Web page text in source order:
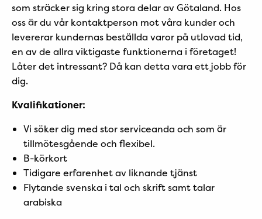
som sträcker sig kring stora delar av Götaland. Hos
oss är du vår kontaktperson mot våra kunder och
levererar kundernas beställda varor på utlovad tid,
en av de allra viktigaste funktionerna i företaget!
Låter det intressant? Då kan detta vara ett jobb för
dig.
Kvalifikationer:
Vi söker dig med stor serviceanda och som är
tillmötesgående och flexibel.
B-körkort
Tidigare erfarenhet av liknande tjänst
Flytande svenska i tal och skrift samt talar
arabiska